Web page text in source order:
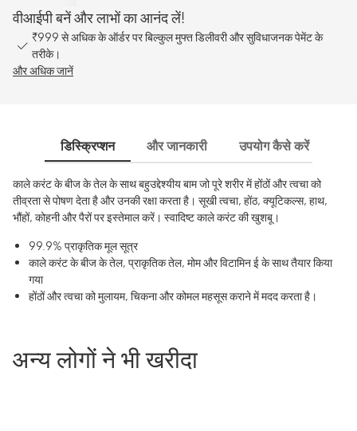
वीआईपी बनें और लाभों का आनंद लें!
₹999 से अधिक के ऑर्डर पर बिल्कुल मुफ्त डिलीवरी और सुविधाजनक पेमेंट के
तरीके।
और अधिक जानें
डिस्क्रिप्शन और जानकारी उपयोग कैसे करें
काले करंट के बीज के तेल के साथ बहुउद्देश्यीय बाम जो पूरे शरीर में होंठों और त्वचा को
तीव्रता से पोषण देता है और उनकी रक्षा करता है। सूखी त्वचा, होंठ, क्यूटिकल्स, हाथ,
भौंहों, कोहनी और पैरों पर इस्तेमाल करें। स्वादिष्ट काले करंट की खुशबू।
99.9% प्राकृतिक मूल सूत्र
काले करंट के बीज के तेल, प्राकृतिक तेल, मोम और विटामिन ई के साथ तैयार किया
गया
होंठों और त्वचा को मुलायम, चिकना और कोमल महसूस कराने में मदद करता है।
अन्य लोगों ने भी खरीदा